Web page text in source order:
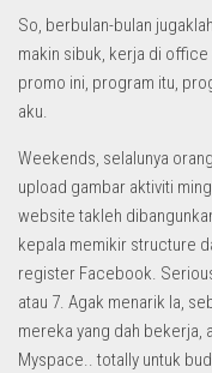
So, berbulan-bulan
makin sibuk, kerja di
promo ini, program itu,
aku.
Weekends, selalunya
upload gambar aktiviti
website takleh
kepala memikir structure
register Facebook.
atau 7. Agak menarik la,
mereka yang dah bekerja,
Myspace.. totally untuk